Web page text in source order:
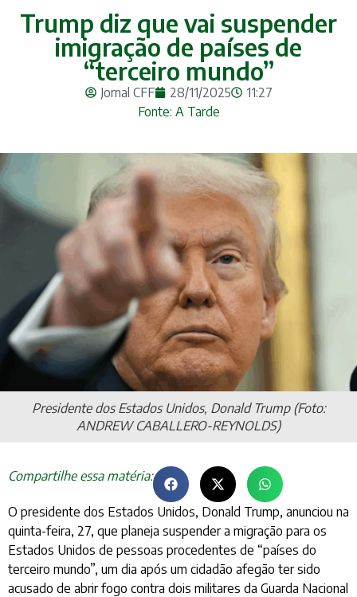
Trump diz que vai suspender
imigração de países de
“terceiro mundo”
Jornal CFF 28/11/2025
11:27
Fonte: A Tarde
Presidente dos Estados Unidos, Donald Trump (Foto:
ANDREW CABALLERO-REYNOLDS)
Compartilhe essa matéria:
O presidente dos Estados Unidos, Donald Trump, anunciou na
quinta-feira, 27, que planeja suspender a migração para os
Estados Unidos de pessoas procedentes de “países do
terceiro mundo”, um dia após um cidadão afegão ter sido
acusado de abrir fogo contra dois militares da Guarda Nacional